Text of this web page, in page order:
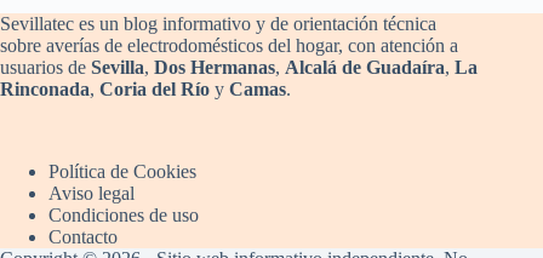
Sevillatec es un blog informativo y de orientación técnica
sobre averías de electrodomésticos del hogar, con atención a
usuarios de Sevilla, Dos Hermanas, Alcalá de Guadaíra, La
Rinconada, Coria del Río y Camas.
Política de Cookies
Aviso legal
Condiciones de uso
Contacto